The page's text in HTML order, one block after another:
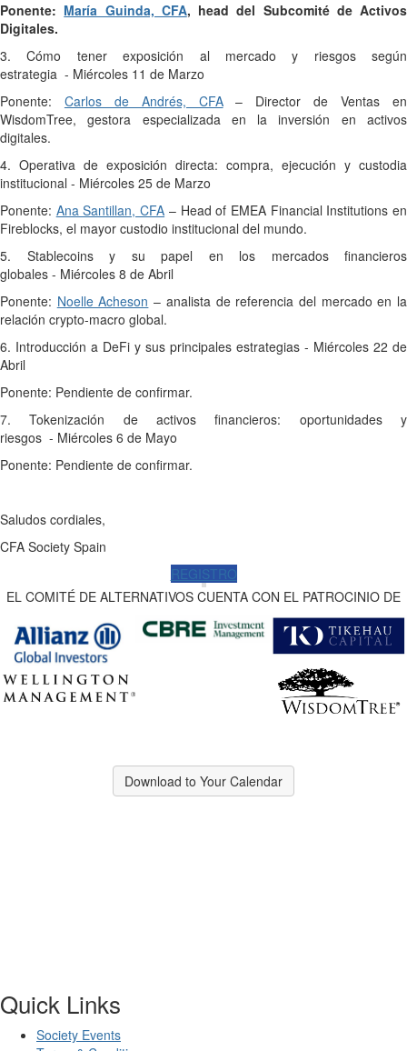
Ponente: María Guinda, CFA, head del Subcomité de Activos
Digitales.
3. Cómo tener exposición al mercado y riesgos según
estrategia - Miércoles 11 de Marzo
Ponente: Carlos de Andrés, CFA– Director de Ventas en
WisdomTree, gestora especializada en la inversión en activos
digitales.
4. Operativa de exposición directa: compra, ejecución y custodia
institucional - Miércoles 25 de Marzo
Ponente: Ana Santillan, CFA – Head of EMEA Financial Institutions en
Fireblocks, el mayor custodio institucional del mundo.
5. Stablecoins y su papel en los mercados financieros
globales - Miércoles 8 de Abril
Ponente: Noelle Acheson – analista de referencia del mercado en la
relación crypto-macro global.
6. Introducción a DeFi y sus principales estrategias - Miércoles 22 de
Abril
Ponente: Pendiente de confirmar.
7. Tokenización de activos financieros: oportunidades y
riesgos - Miércoles 6 de Mayo
Ponente: Pendiente de confirmar.
Saludos cordiales,
CFA Society Spain
REGISTRO
EL COMITÉ DE ALTERNATIVOS CUENTA CON EL PATROCINIO DE
Download to Your Calendar
Quick Links
Society Events